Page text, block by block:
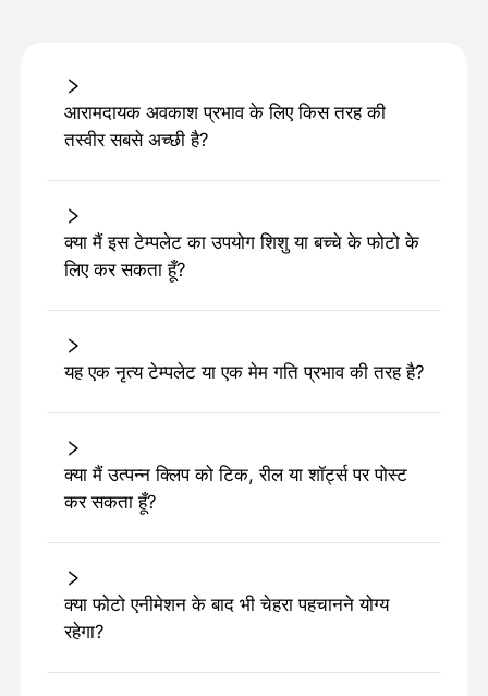
आरामदायक अवकाश प्रभाव के लिए किस तरह की
तस्वीर सबसे अच्छी है?
क्या मैं इस टेम्पलेट का उपयोग शिशु या बच्चे के फोटो के
लिए कर सकता हूँ?
यह एक नृत्य टेम्पलेट या एक मेम गति प्रभाव की तरह है?
क्या मैं उत्पन्न क्लिप को टिक, रील या शॉर्ट्स पर पोस्ट
कर सकता हूँ?
क्या फोटो एनीमेशन के बाद भी चेहरा पहचानने योग्य
रहेगा?